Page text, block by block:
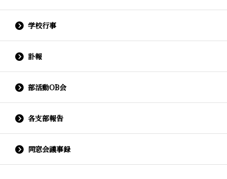
学校行事
訃報
部活動OB会
各支部報告
同窓会議事録